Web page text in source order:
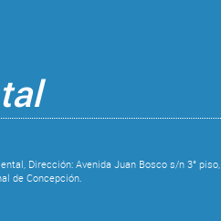
Dirección: Avenida Juan Bosco s/n 3° piso,
de Concepción.